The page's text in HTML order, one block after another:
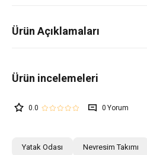
Ürün Açıklamaları
0.0 0
Yatak Odası Nevresim Takımı